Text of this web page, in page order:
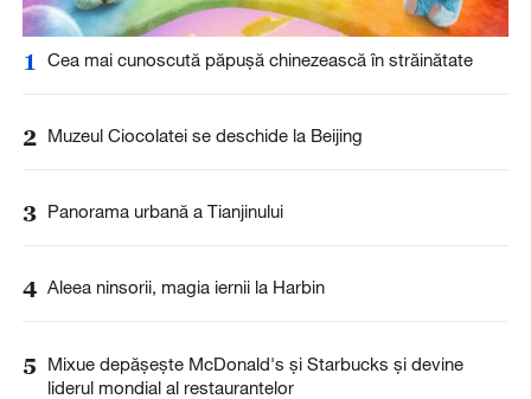
1 Cea mai cunoscută păpușă chinezească în străinătate
2 Muzeul Ciocolatei se deschide la Beijing
3 Panorama urbană a Tianjinului
4 Aleea ninsorii, magia iernii la Harbin
5
Mixue depășește McDonald's și Starbucks și devine
liderul mondial al restaurantelor